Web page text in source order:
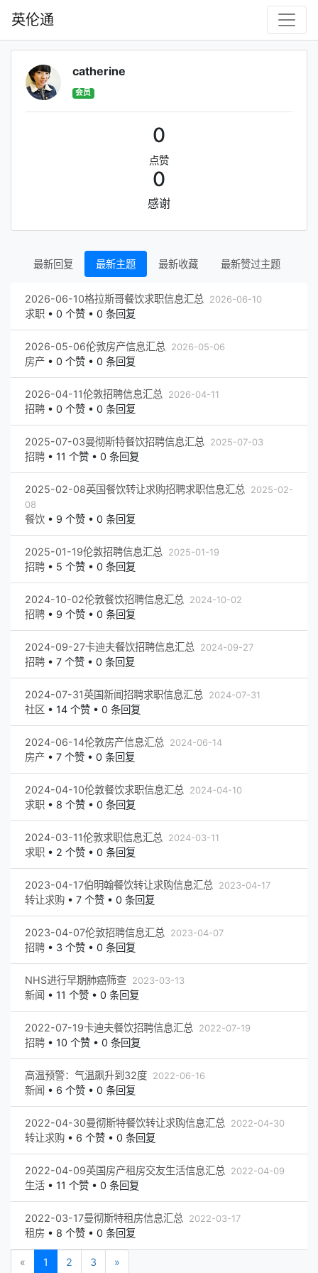
英伦通
catherine
会员
0
点赞
0
感谢
最新回复 最新主题 最新收藏 最新赞过主题
2026-06-10格拉斯哥餐饮求职信息汇总 2026-06-10
求职 • 0 个赞 • 0 条回复
2026-05-06伦敦房产信息汇总 2026-05-06
房产 • 0 个赞 • 0 条回复
2026-04-11伦敦招聘信息汇总 2026-04-11
招聘 • 0 个赞 • 0 条回复
2025-07-03曼彻斯特餐饮招聘信息汇总 2025-07-03
招聘 • 11 个赞 • 0 条回复
2025-02-08英国餐饮转让求购招聘求职信息汇总
2025-02-
08
餐饮 • 9 个赞 • 0 条回复
2025-01-19伦敦招聘信息汇总 2025-01-19
招聘 • 5 个赞 • 0 条回复
2024-10-02伦敦餐饮招聘信息汇总 2024-10-02
招聘 • 9 个赞 • 0 条回复
2024-09-27卡迪夫餐饮招聘信息汇总 2024-09-27
招聘 • 7 个赞 • 0 条回复
2024-07-31英国新闻招聘求职信息汇总 2024-07-31
社区 • 14 个赞 • 0 条回复
2024-06-14伦敦房产信息汇总 2024-06-14
房产 • 7 个赞 • 0 条回复
2024-04-10伦敦餐饮求职信息汇总 2024-04-10
求职 • 8 个赞 • 0 条回复
2024-03-11伦敦求职信息汇总 2024-03-11
求职 • 2 个赞 • 0 条回复
2023-04-17伯明翰餐饮转让求购信息汇总 2023-04-17
转让求购 • 7 个赞 • 0 条回复
2023-04-07伦敦招聘信息汇总 2023-04-07
招聘 • 3 个赞 • 0 条回复
NHS进行早期肺癌筛查 2023-03-13
新闻 • 11 个赞 • 0 条回复
2022-07-19卡迪夫餐饮招聘信息汇总 2022-07-19
招聘 • 10 个赞 • 0 条回复
高温预警：气温飙升到32度 2022-06-16
新闻 • 6 个赞 • 0 条回复
2022-04-30曼彻斯特餐饮转让求购信息汇总 2022-04-30
转让求购 • 6 个赞 • 0 条回复
2022-04-09英国房产租房交友生活信息汇总 2022-04-09
生活 • 11 个赞 • 0 条回复
2022-03-17曼彻斯特租房信息汇总 2022-03-17
租房 • 8 个赞 • 0 条回复
« 1 2 3 »